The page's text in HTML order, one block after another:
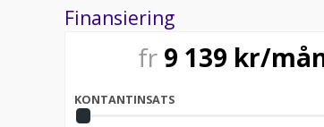
Finansiering
fr 9 139 kr/
KONTANTINSATS